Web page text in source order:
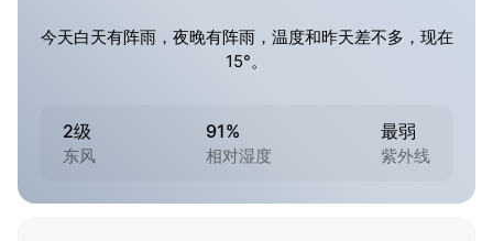
今天白天有阵雨，夜晚有阵雨，温度和昨天差不多，现在
15°。
2级
东风
91%
相对湿度
最弱
紫外线